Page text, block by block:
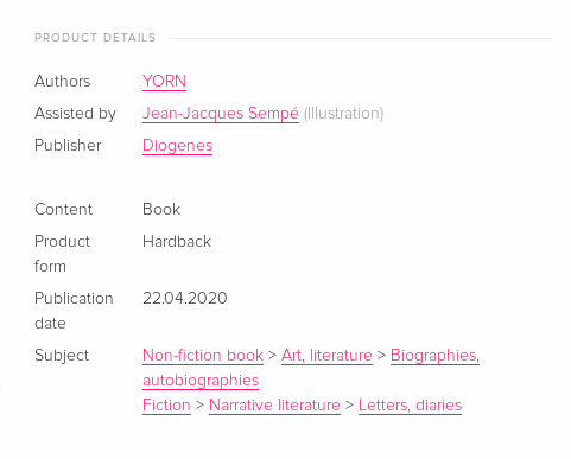
PRODUCT DETAILS
Authors
YORN
Assisted by
Jean-Jacques Sempé (Illustration)
Publisher
Diogenes
Content
Book
Product
form
Hardback
Publication
date
22.04.2020
Subject Non-fiction book >Art, literature > Biographies,
autobiographies
Fiction > Narrative literature > Letters, diaries